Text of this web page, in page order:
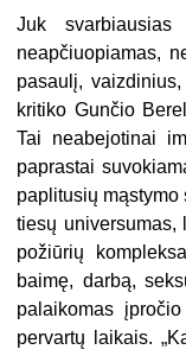
Juk svarbiausias
neapčiuopiamas,
pasaulį,
kritiko Gunčio
Tai neabejotinai
paprastai
paplitusių
tiesų universumas,
požiūrių
baimę, darbą,
palaikomas
pervartų laikais.